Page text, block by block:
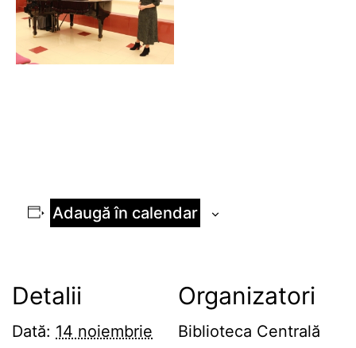
Adaugă în calendar
Detalii
Dată: 14 noiembrie
Organizatori
Biblioteca Centrală